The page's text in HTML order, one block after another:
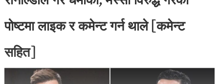
पोष्टमा लाइक र कमेन्ट गर्न थाले [कमेन्ट
सहित]